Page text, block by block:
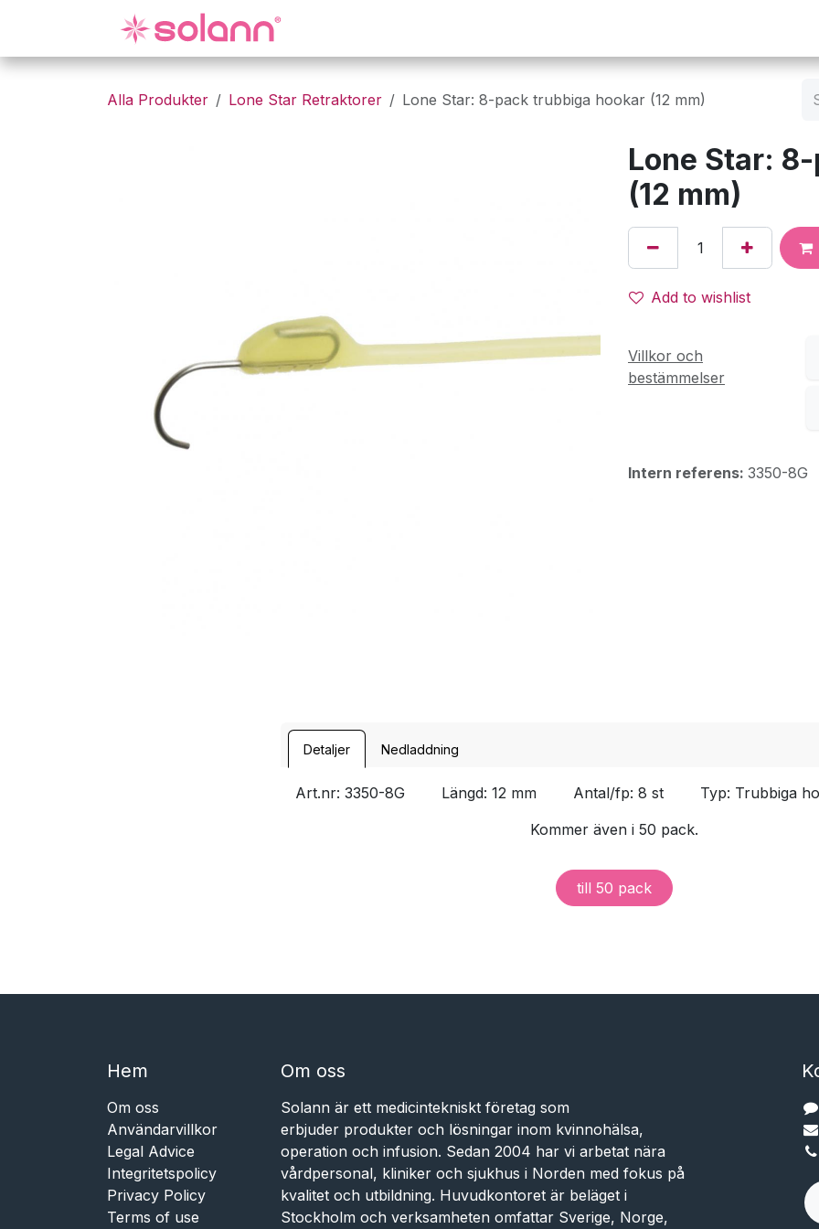
Alla Produkter Lone Star Retraktorer Lone Star: 8-pack trubbiga hookar (12 mm)
Lone Star:
(12 mm)
Add to wishlist
Villkor och
bestämmelser
Intern referens: 3350-8G
Detaljer Nedladdning
Art.nr: 3350-8G Längd: 12 mm Antal/fp: 8 st Typ: Trubbiga
Kommer även i 50 pack.
till 50 pack
Hem​​
Om oss
Användarvillkor
Legal Advice
Integritetspolicy
Privacy Policy
Terms of use
Om oss
Solann är ett medicintekniskt företag som
erbjuder produkter och lösningar inom kvinnohälsa,
operation och infusion. Sedan 2004 har vi arbetat nära
vårdpersonal, kliniker och sjukhus i Norden med fokus på
kvalitet och utbildning. Huvudkontoret är beläget i
Stockholm och verksamheten omfattar Sverige, Norge,